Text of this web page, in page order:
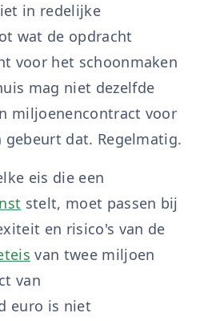
in redelijke
wat de opdracht
voor het schoonmaken
mag niet dezelfde
miljoenencontract voor
gebeurt dat. Regelmatig.
eis die een
stelt, moet passen bij
en risico's van de
van twee miljoen
van
euro is niet